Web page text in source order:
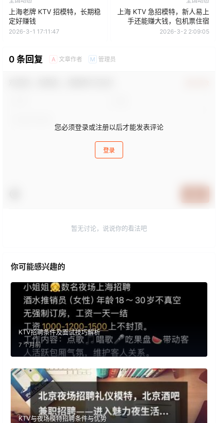
上海老牌 KTV 招模特，长期稳
定好赚钱
2026-3-1 17:11:47
上海 KTV 急招模特，新人易上
手还能赚大钱，包机票住宿
2026-3-2 2:09:05
0 条回复 A 文章作者 M 管理员
您必须登录或注册以后才能发表评论
登录
暂无讨论，说说你的看法吧
你可能感兴趣的
KTV招聘条件及面试技巧解析
7 个月前
KTV与夜场模特招聘条件与优势